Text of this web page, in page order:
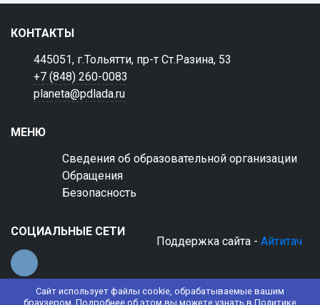
Сайт использует файлы cookie, обрабатываемые вашим
браузером. Подробнее об этом вы можете узнать в Политике
КОНТАКТЫ
445051, г.Тольятти, пр-т Ст.Разина, 53
+7 (848) 260-0083
planeta@pdlada.ru
МЕНЮ
Сведения об образовательной организации
Обращения
Безопасность
СОЦИАЛЬНЫЕ СЕТИ
Поддержка сайта - Айтитач